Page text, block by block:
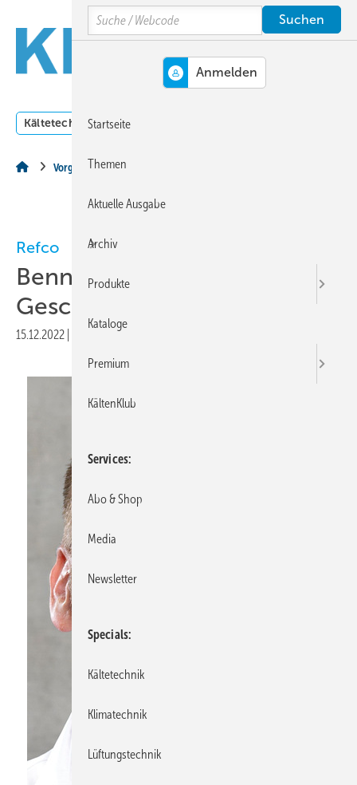
Hauptinhalt
Hauptmenü
SiteSearch
Kältetechnik Klimatechnik
Vorgestellt
Refco
Benno Brinlinger wird neuer
Geschäftsführer
15.12.2022 Druckvorschau
Search
Startseite
Themen
Aktuelle Ausgabe
Archiv
Produkte
Kataloge
Premium
KältenKlub
Services
Abo & Shop
Media
Newsletter
Specials
Kältetechnik
Klimatechnik
Lüftungstechnik